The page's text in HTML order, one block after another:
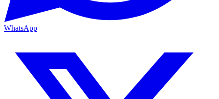
WhatsApp